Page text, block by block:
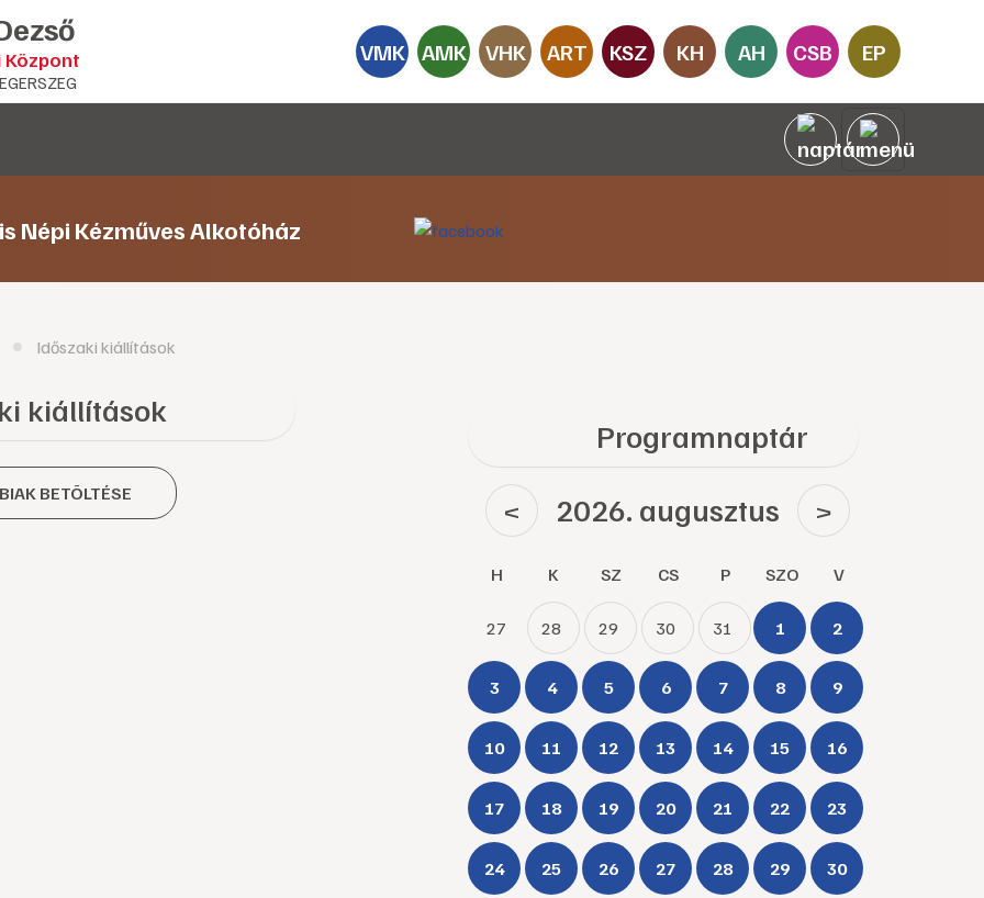
Központ VMK AMK VHK ART KSZ KH AH CSB EP
Népi Kézműves Alkotóház
Időszaki kiállítások
kiállítások
BETÖLTÉSE
Programnaptár
< 2026. augusztus >
H K SZ CS P SZO V
27 28 29 30 31 1 2
3 4 5 6 7 8 9
10 11 12 13 14 15 16
17 18 19 20 21 22 23
24 25 26 27 28 29 30